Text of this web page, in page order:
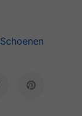
Schoenen